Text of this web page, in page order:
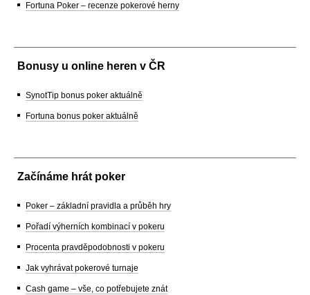
Fortuna Poker – recenze pokerové herny
Bonusy u online heren v ČR
SynotTip bonus poker aktuálně
Fortuna bonus poker aktuálně
Začínáme hrát poker
Poker – základní pravidla a průběh hry
Pořadí výherních kombinací v pokeru
Procenta pravděpodobnosti v pokeru
Jak vyhrávat pokerové turnaje
Cash game – vše, co potřebujete znát